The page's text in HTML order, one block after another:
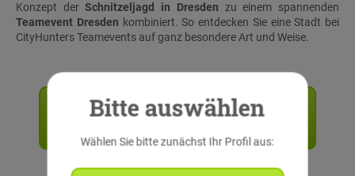
Konzept derSchnitzeljagd in Dresden zu einem spannenden
Teamevent Dresden kombiniert. So entdecken Sie eine Stadt bei
CityHunters Teamevents auf ganz besondere Art und Weise.
Angebot anfordern
Bitte auswählen
Wählen Sie bitte zunächst Ihr Profil aus: